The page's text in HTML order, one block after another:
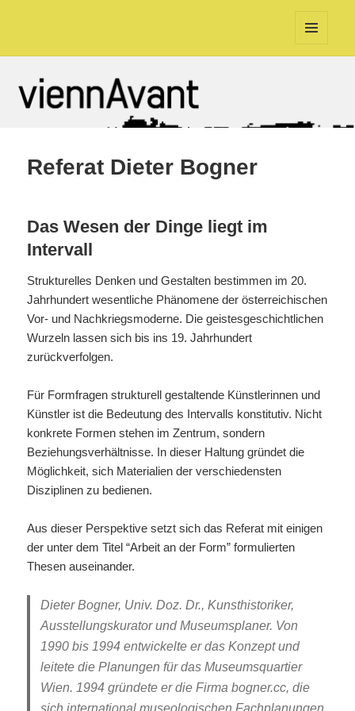
Referat Dieter Bogner
Das Wesen der Dinge liegt im
Intervall
Strukturelles Denken und Gestalten bestimmen im 20.
Jahrhundert wesentliche Phänomene der österreichischen
Vor- und Nachkriegsmoderne. Die geistesgeschichtlichen
Wurzeln lassen sich bis ins 19. Jahrhundert
zurückverfolgen.
Für Formfragen strukturell gestaltende Künstlerinnen und
Künstler ist die Bedeutung des Intervalls konstitutiv. Nicht
konkrete Formen stehen im Zentrum, sondern
Beziehungsverhältnisse. In dieser Haltung gründet die
Möglichkeit, sich Materialien der verschiedensten
Disziplinen zu bedienen.
Aus dieser Perspektive setzt sich das Referat mit einigen
der unter dem Titel “Arbeit an der Form” formulierten
Thesen auseinander.
Dieter Bogner, Univ. Doz. Dr., Kunsthistoriker,
Ausstellungskurator und Museumsplaner. Von
1990 bis 1994 entwickelte er das Konzept und
leitete die Planungen für das Museumsquartier
Wien. 1994 gründete er die Firma bogner.cc, die
sich international museologischen Fachplanungen